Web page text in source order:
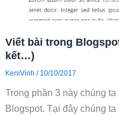
Viết bài trong
kết…)
KeniVinh / 10/10/2017
Trong phần 3 này chúng
Blogspot. Tại đây chúng